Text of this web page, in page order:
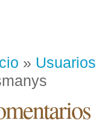
» Usuarios